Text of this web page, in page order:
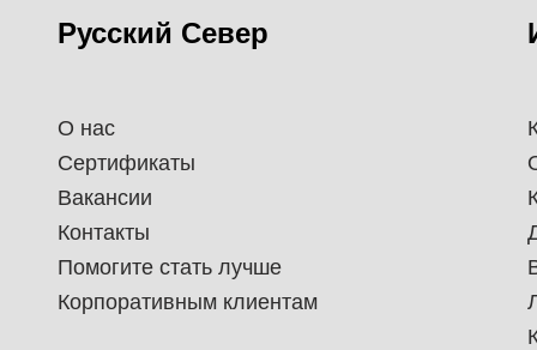
Русский Север
О нас
Сертификаты
Вакансии
Контакты
Помогите стать лучше
Корпоративным клиентам